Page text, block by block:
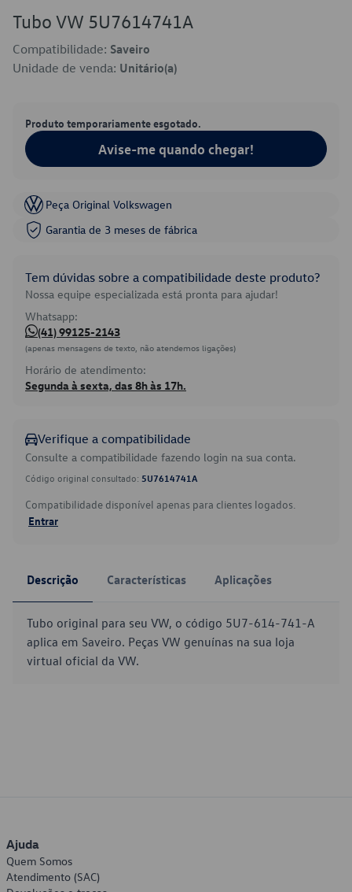
Tubo VW 5U7614741A
Compatibilidade: Saveiro
Unidade de venda: Unitário(a)
Produto temporariamente esgotado.
Avise-me quando chegar!
Peça Original Volkswagen
Garantia de 3 meses de fábrica
Tem dúvidas sobre a compatibilidade deste produto?
Nossa equipe especializada está pronta para ajudar!
Whatsapp:
(41) 99125-2143
(apenas mensagens de texto, não atendemos ligações)
Horário de atendimento:
Segunda à sexta, das 8h às 17h.
Verifique a compatibilidade
Consulte a compatibilidade fazendo login na sua conta.
Código original consultado: 5U7614741A
Compatibilidade disponível apenas para clientes logados.
Entrar
Descrição Características Aplicações
Tubo original para seu VW, o código 5U7-614-741-A
aplica em Saveiro. Peças VW genuínas na sua loja
virtual oficial da VW.
Ajuda
Quem Somos
Atendimento (SAC)